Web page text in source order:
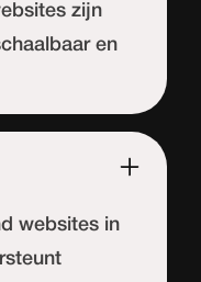
zijn
en
websites in